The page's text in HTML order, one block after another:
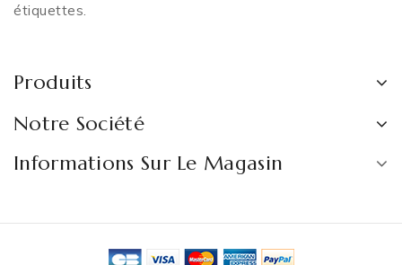
étiquettes.
Produits
Notre Société
Informations Sur Le Magasin